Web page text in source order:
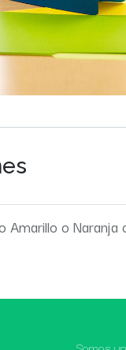
Amarillo o Naranja